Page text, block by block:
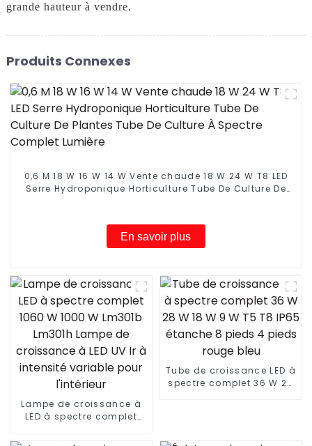
grande hauteur à vendre.
Produits Connexes
0,6 M 18 W 16 W 14 W Vente chaude 18 W 24 W T8 LED
Serre Hydroponique Horticulture Tube De Culture De
En savoir plus
Lampe de croissance à
LED à spectre complet
Tube de croissance LED à
spectre complet 36 W 28